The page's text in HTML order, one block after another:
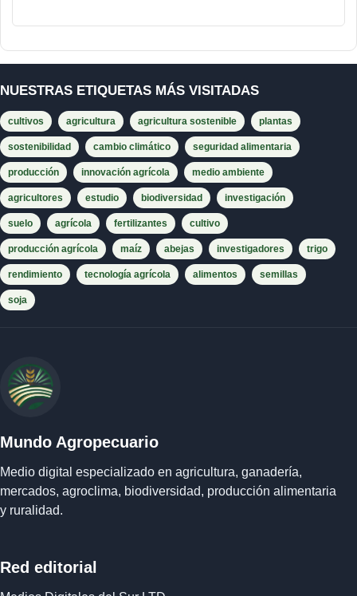
NUESTRAS ETIQUETAS MÁS VISITADAS
cultivos agricultura agricultura sostenible plantas
sostenibilidad cambio climático seguridad alimentaria
producción innovación agrícola medio ambiente
agricultores estudio biodiversidad investigación
suelo agrícola fertilizantes cultivo
producción agrícola maíz abejas investigadores trigo
rendimiento tecnología agrícola alimentos semillas
soja
Mundo Agropecuario
Medio digital especializado en agricultura, ganadería,
mercados, agroclima, biodiversidad, producción alimentaria
y ruralidad.
Red editorial